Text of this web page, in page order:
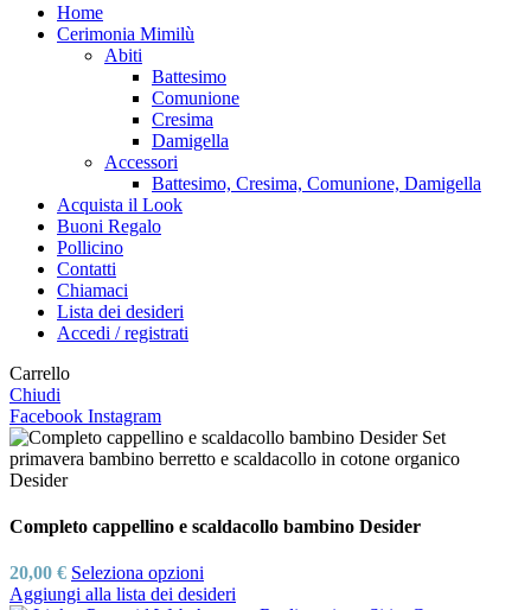
Home
Cerimonia Mimilù
Abiti
Battesimo
Comunione
Cresima
Damigella
Accessori
Battesimo, Cresima, Comunione, Damigella
Acquista il Look
Buoni Regalo
Pollicino
Contatti
Chiamaci
Lista dei desideri
Accedi / registrati
Carrello
Chiudi
Facebook Instagram
Completo cappellino e scaldacollo bambino Desider
20,00 € Seleziona opzioni
Aggiungi alla lista dei desideri